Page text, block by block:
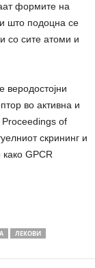
формите на
што подоцна се
со сите атоми и
веродостојни
во активна и
Proceedings of
скрининг и
GPCR
ЛЕКОВИ